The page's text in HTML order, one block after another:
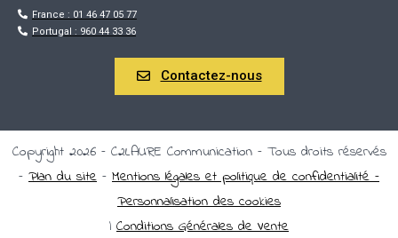
France : 01 46 47 05 77
Portugal : 960 44 33 36
Contactez-nous
Copyright 2026 – C2LAURE Communication – Tous droits réservés
– Plan du site – Mentions légales et politique de confidentialité –
Personnalisation des cookies
| Conditions Générales de Vente